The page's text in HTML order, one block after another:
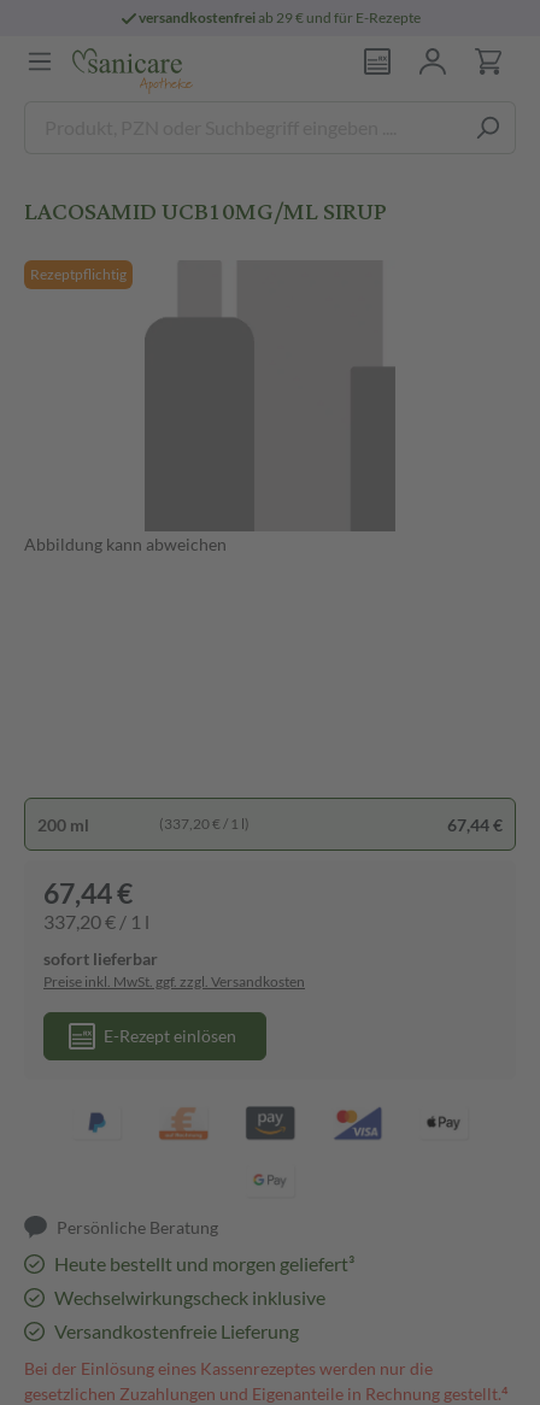
versandkostenfreiab 29 € und für E-Rezepte
LACOSAMID UCB10MG/ML SIRUP
Rezeptpflichtig
Abbildung kann abweichen
200 ml (337,20 € / 1 l) 67,44 €
67,44 €
337,20 € / 1 l
sofort lieferbar
Preise inkl. MwSt. ggf. zzgl. Versandkosten
E-Rezept einlösen
Persönliche Beratung
Heute bestellt und morgen geliefert³
Wechselwirkungscheck inklusive
Versandkostenfreie Lieferung
Bei der Einlösung eines Kassenrezeptes werden nur die
gesetzlichen Zuzahlungen und Eigenanteile in Rechnung gestellt.⁴